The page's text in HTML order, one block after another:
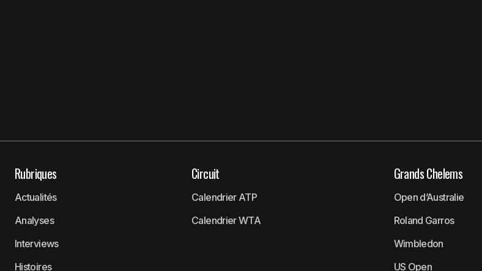
Rubriques
Actualités
Analyses
Interviews
Histoires
Circuit
Calendrier ATP
Calendrier WTA
Grands Chelems
Open d’Australie
Roland Garros
Wimbledon
US Open